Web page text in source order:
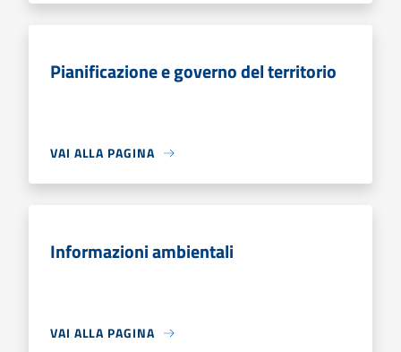
Pianificazione e governo del territorio
VAI ALLA PAGINA
Informazioni ambientali
VAI ALLA PAGINA